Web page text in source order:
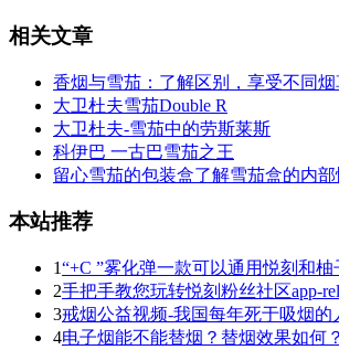
相关文章
香烟与雪茄：了解区别，享受不同烟
大卫杜夫雪茄Double R
大卫杜夫-雪茄中的劳斯莱斯
科伊巴 一古巴雪茄之王
留心雪茄的包装盒了解雪茄盒的内
本站推荐
1“+C ”雾化弹一款可以通用悦刻和
2手把手教您玩转悦刻粉丝社区app-
3戒烟公益视频-我国每年死于吸烟的
4电子烟能不能替烟？替烟效果如何？